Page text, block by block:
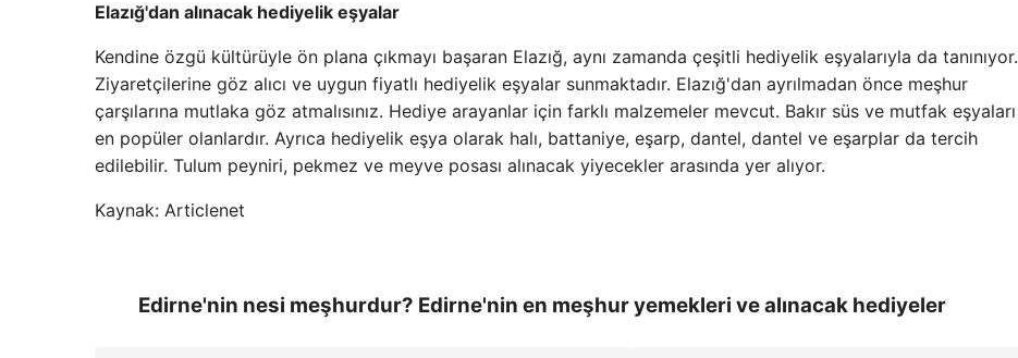
Elazığ'dan alınacak hediyelik eşyalar
Kendine özgü kültürüyle ön plana çıkmayı başaran Elazığ, aynı zamanda çeşitli hediyelik eşyalarıyla da tanınıyor.
Ziyaretçilerine göz alıcı ve uygun fiyatlı hediyelik eşyalar sunmaktadır. Elazığ'dan ayrılmadan önce meşhur
çarşılarına mutlaka göz atmalısınız. Hediye arayanlar için farklı malzemeler mevcut. Bakır süs ve mutfak eşyaları
en popüler olanlardır. Ayrıca hediyelik eşya olarak halı, battaniye, eşarp, dantel, dantel ve eşarplar da tercih
edilebilir. Tulum peyniri, pekmez ve meyve posası alınacak yiyecekler arasında yer alıyor.
Kaynak: Articlenet
Edirne'nin nesi meşhurdur? Edirne'nin en meşhur yemekleri ve alınacak hediyeler